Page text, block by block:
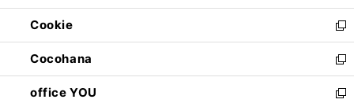
開
く
ウ
で
開
く
ン
ド
ウ
で
開
く
ウ
ィ
ン
ド
ウ
で
Cookie
新
し
い
ウ
ィ
Cocohana
新
し
い
office YOU
新